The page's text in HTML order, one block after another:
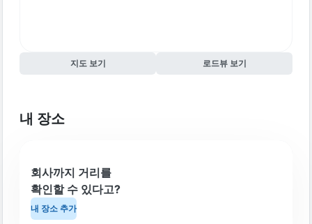
지도 보기 로드뷰 보기
내 장소
회사까지 거리를
확인할 수 있다고?
내 장소 추가